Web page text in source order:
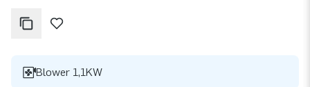
Blower 1,1KW